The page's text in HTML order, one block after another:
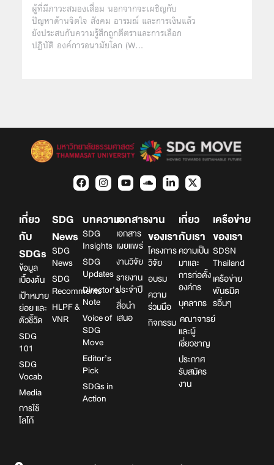
ผู้ที่มีภาวะสมองเสื่อม นอกจากจะเผชิญกับ
ปัญหาด้านจิตใจ สังคม อารมณ์ และการเงินแล้ว
ยังประสบกับความรู้สึกถูกตีตราและการเลือก
ปฏิบัติ องค์การอนามัยโลก (W…
เกี่ยว
กับ
SDGs
ข้อมูล
เบื้องต้น
เป้าหมาย
ย่อย และ
ตัวชี้วัด
SDG
101
SDG
Vocab
Media
การใช้
โลโก้
SDG
News
SDG
News
SDG
Recomments
HLPF &
VNR
บทความ
SDG
Insights
SDG
Updates
Director’s
Note
Voice of
SDG
Move
Editor’s
Pick
SDGs in
Action
เอกสาร
เอกสาร
เผยแพร่
งานวิจัย
รายงาน
ประจำปี
สื่อนำ
เสนอ
งาน
ของเรา
โครงการ
วิจัย
อบรม
ความ
ร่วมมือ
กิจกรรม
เกี่ยว
กับเรา
ความเป็น
มาและ
การก่อตั้ง
องค์กร
บุคลากร
คณาจารย์
และผู้
เชี่ยวชาญ
ประกาศ
รับสมัคร
งาน
เครือข่าย
ของเรา
SDSN
Thailand
เครือข่าย
พันธมิต
รอื่นๆ